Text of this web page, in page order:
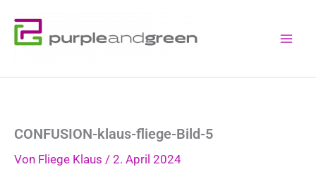
Inhalt
springen
CONFUSION-klaus-fliege-Bild-5
Von Fliege Klaus / 2. April 2024